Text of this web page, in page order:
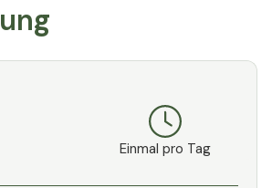
Einmal pro Tag